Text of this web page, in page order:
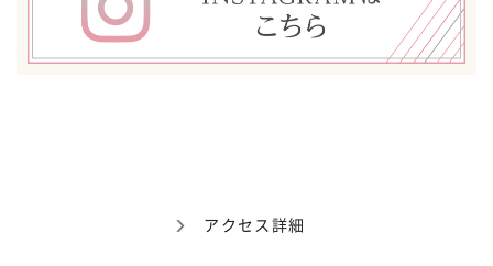
アクセス詳細